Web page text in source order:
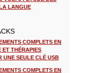
LANGUE
COMPLETS EN
ET THÉRAPIES
UNE SEULE CLÉ USB
COMPLETS EN